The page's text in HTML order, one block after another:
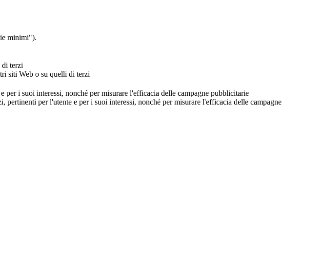
minimi").
di terzi
siti Web o su quelli di terzi
i suoi interessi, nonché per misurare l'efficacia delle campagne pubblicitarie
per l'utente e per i suoi interessi, nonché per misurare l'efficacia delle campagne